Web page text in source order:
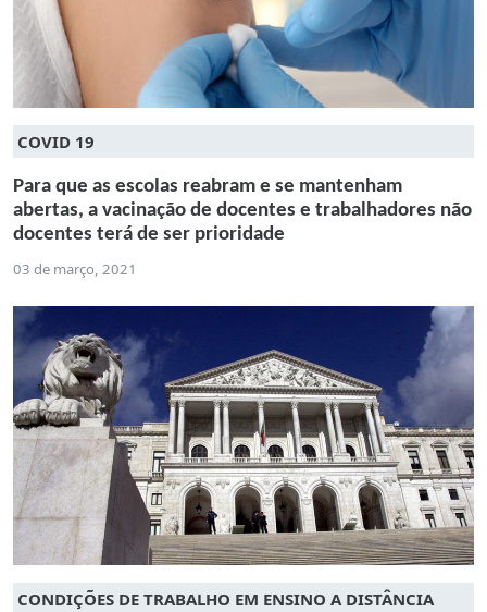
COVID 19
Para que as escolas reabram e se mantenham
abertas, a vacinação de docentes e trabalhadores não
docentes terá de ser prioridade
03 de março, 2021
CONDIÇÕES DE TRABALHO EM ENSINO A DISTÂNCIA